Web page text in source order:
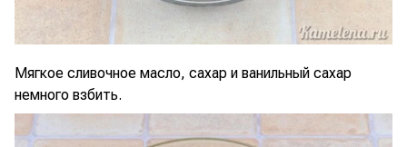
Мягкое сливочное масло, сахар и ванильный сахар
немного взбить.